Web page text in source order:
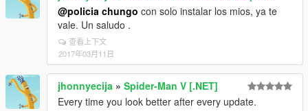
@policia chungo con solo instalar los mios, ya te
vale. Un saludo .
查看上下文
2017年03月11日
jhonnyecija » Spider-Man V [.NET]
Every time you look better after every update.